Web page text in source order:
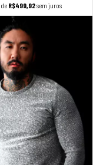
de R$499,92sem juros